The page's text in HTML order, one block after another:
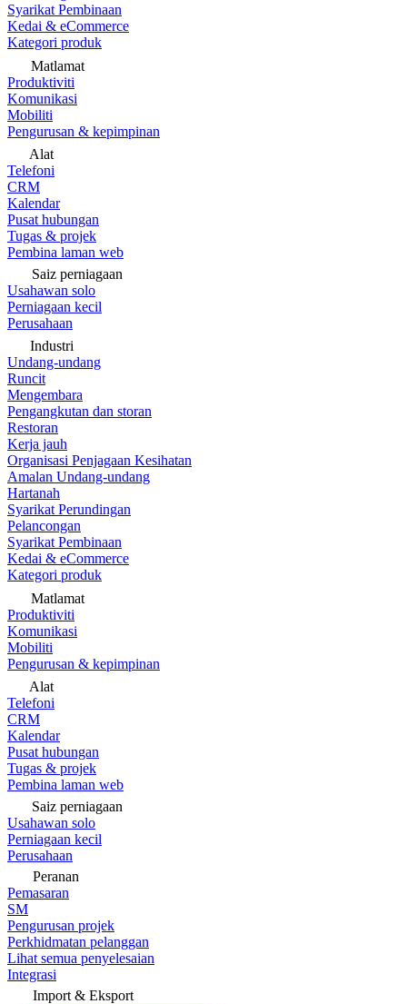
Syarikat Pembinaan
Kedai & eCommerce
Kategori produk
Matlamat
Produktiviti
Komunikasi
Mobiliti
Pengurusan & kepimpinan
Alat
Telefoni
CRM
Kalendar
Pusat hubungan
Tugas & projek
Pembina laman web
Saiz perniagaan
Usahawan solo
Perniagaan kecil
Perusahaan
Industri
Undang-undang
Runcit
Mengembara
Pengangkutan dan storan
Restoran
Kerja jauh
Organisasi Penjagaan Kesihatan
Amalan Undang-undang
Hartanah
Syarikat Perundingan
Pelancongan
Syarikat Pembinaan
Kedai & eCommerce
Kategori produk
Matlamat
Produktiviti
Komunikasi
Mobiliti
Pengurusan & kepimpinan
Alat
Telefoni
CRM
Kalendar
Pusat hubungan
Tugas & projek
Pembina laman web
Saiz perniagaan
Usahawan solo
Perniagaan kecil
Perusahaan
Peranan
Pemasaran
SM
Pengurusan projek
Perkhidmatan pelanggan
Lihat semua penyelesaian
Integrasi
Import & Eksport